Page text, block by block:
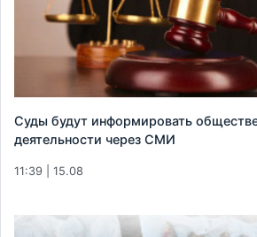
Суды будут информировать
деятельности через СМИ
11:39 | 15.08